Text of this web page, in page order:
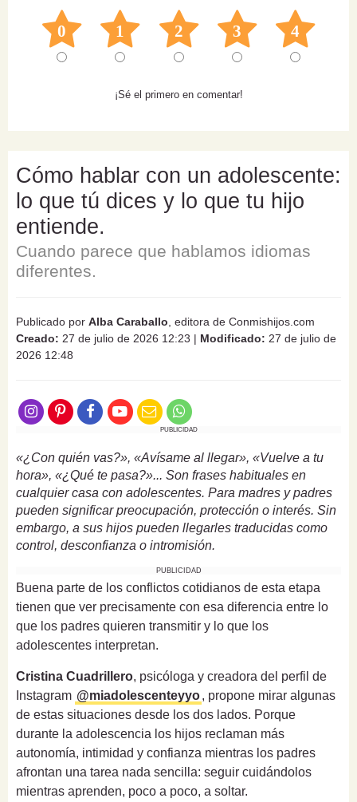
0 1 2 3 4
¡Sé el primero en comentar!
Cómo hablar con un adolescente:
lo que tú dices y lo que tu hijo
entiende.
Cuando parece que hablamos idiomas
diferentes.
Publicado por Alba Caraballo , editora de Conmishijos.com
Creado: 27 de julio de 2026 12:23 | Modificado: 27 de julio de
2026 12:48
PUBLICIDAD
«¿Con quién vas?», «Avísame al llegar», «Vuelve a tu
hora», «¿Qué te pasa?»... Son frases habituales en
cualquier casa con adolescentes. Para madres y padres
pueden significar preocupación, protección o interés. Sin
embargo, a sus hijos pueden llegarles traducidas como
control, desconfianza o intromisión.
PUBLICIDAD
Buena parte de los conflictos cotidianos de esta etapa
tienen que ver precisamente con esa diferencia entre lo
que los padres quieren transmitir y lo que los
adolescentes interpretan.
Cristina Cuadrillero, psicóloga y creadora del perfil de
Instagram @miadolescenteyyo, propone mirar algunas
de estas situaciones desde los dos lados. Porque
durante la adolescencia los hijos reclaman más
autonomía, intimidad y confianza mientras los padres
afrontan una tarea nada sencilla: seguir cuidándolos
mientras aprenden, poco a poco, a soltar.